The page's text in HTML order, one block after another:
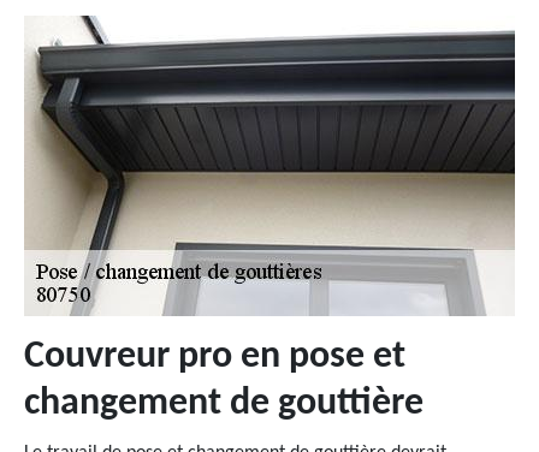
Couvreur pro en pose et
changement de gouttière